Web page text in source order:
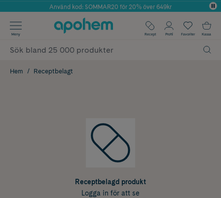
Årets Butik 2025 inom Skönhet
Använd kod: SOMMAR20 för 20% över 649kr
✓ Fri frakt
✓ Poäng på alla köp*
Meny Recept Profil Favoriter Kassa
Hem Receptbelagt
Receptbelagd produkt
Logga in för att se